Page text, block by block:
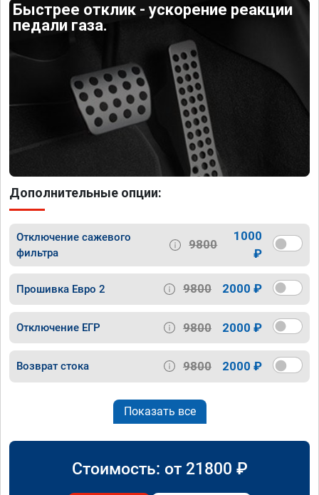
Быстрее отклик - ускорение реакции
педали газа.
Дополнительные опции:
Отключение сажевого
фильтра
9800
1000
₽
Прошивка Евро 2 9800 2000 ₽
Отключение ЕГР 9800 2000 ₽
Возврат стока 9800 2000 ₽
Показать все
Стоимость: от 21800 ₽